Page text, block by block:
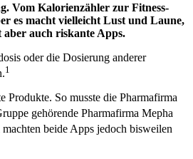
Vom Kalorienzähler zur Fitness-
es macht vielleicht Lust und Laune,
aber auch riskante Apps.
oder die Dosierung anderer
1
Produkte. So musste die Pharmafirma
gehörende Pharmafirma Mepha
beide Apps jedoch bisweilen